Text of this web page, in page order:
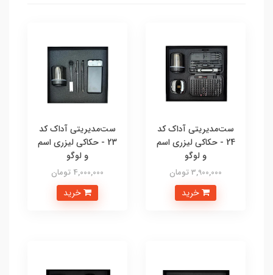
ست‌مدیریتی آداک کد
24 - حکاکی لیزری اسم
و لوگو
3,900,000 تومان
ست‌مدیریتی آداک کد
23 - حکاکی لیزری اسم
و لوگو
4,000,000 تومان